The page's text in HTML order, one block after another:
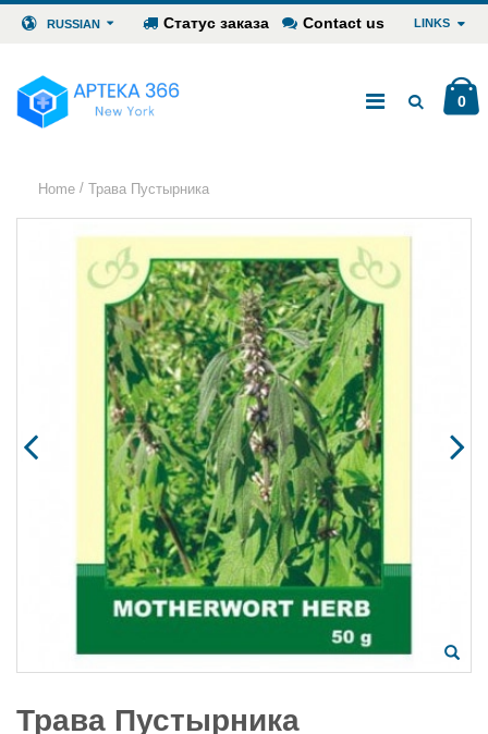
RUSSIAN Статус заказа Contact us LINKS
0
Home / Трава Пустырника
Трава Пустырника